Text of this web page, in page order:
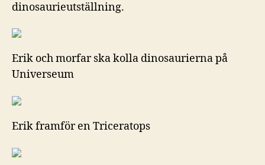
dinosaurieutställning.
Erik och morfar ska kolla dinosaurierna på
Universeum
Erik framför en Triceratops